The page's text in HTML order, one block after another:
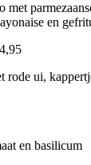
met
en
rode ui,
en basilicum